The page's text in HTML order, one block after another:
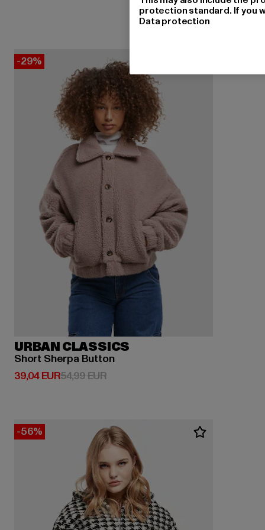
-29%
URBAN CLASSICS
Short Sherpa Button
39,04 EUR
Derzeitiger Preis: 39,04 EUR
54,99 EURAktionspreis: 54,99 EUR
-56%
protection standard. If you
Data protection